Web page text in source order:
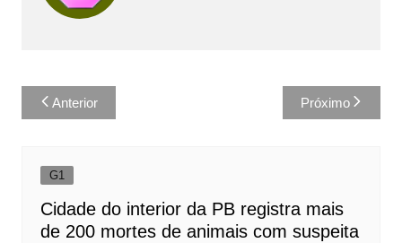
Navegação
de
Anterior Próximo
G1
Cidade do interior da PB registra mais
de 200 mortes de animais com suspeita